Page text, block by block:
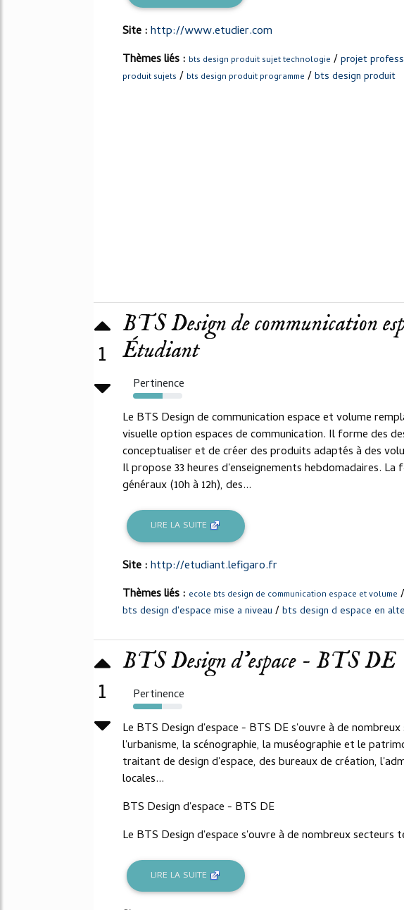
Site :http://www.etudier.com
Thèmes liés : bts design produit sujet technologie /projet
produit sujets / bts design produit programme /bts design produit
1
BTS Design de communication
Étudiant
Pertinence
60%
Le BTS Design de communication espace et volume
visuelle option espaces de communication. Il forme des
conceptualiser et de créer des produits adaptés à des
Il propose 33 heures d'enseignements hebdomadaires.
généraux (10h à 12h), des...
LIRE LA SUITE
Site :http://etudiant.lefigaro.fr
Thèmes liés : ecole bts design de communication espace et volume /
bts design d'espace mise a niveau /bts design d espace en
1
BTS Design d'espace - BTS DE
Pertinence
58%
Le BTS Design d'espace - BTS DE s'ouvre à de
l'urbanisme, la scénographie, la muséographie et le
traitant de design d'espace, des bureaux de création,
locales...
BTS Design d'espace - BTS DE
Le BTS Design d'espace s'ouvre à de nombreux secteurs
LIRE LA SUITE